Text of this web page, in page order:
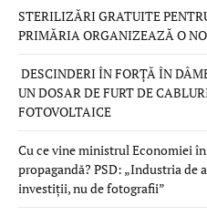
STERILIZĂRI GRATUITE
PRIMĂRIA ORGANIZEAZĂ O
DESCINDERI ÎN FORȚĂ ÎN
UN DOSAR DE FURT DE
FOTOVOLTAICE
Cu ce vine ministrul Economiei
propagandă? PSD: „Industria de
investiții, nu de fotografii”